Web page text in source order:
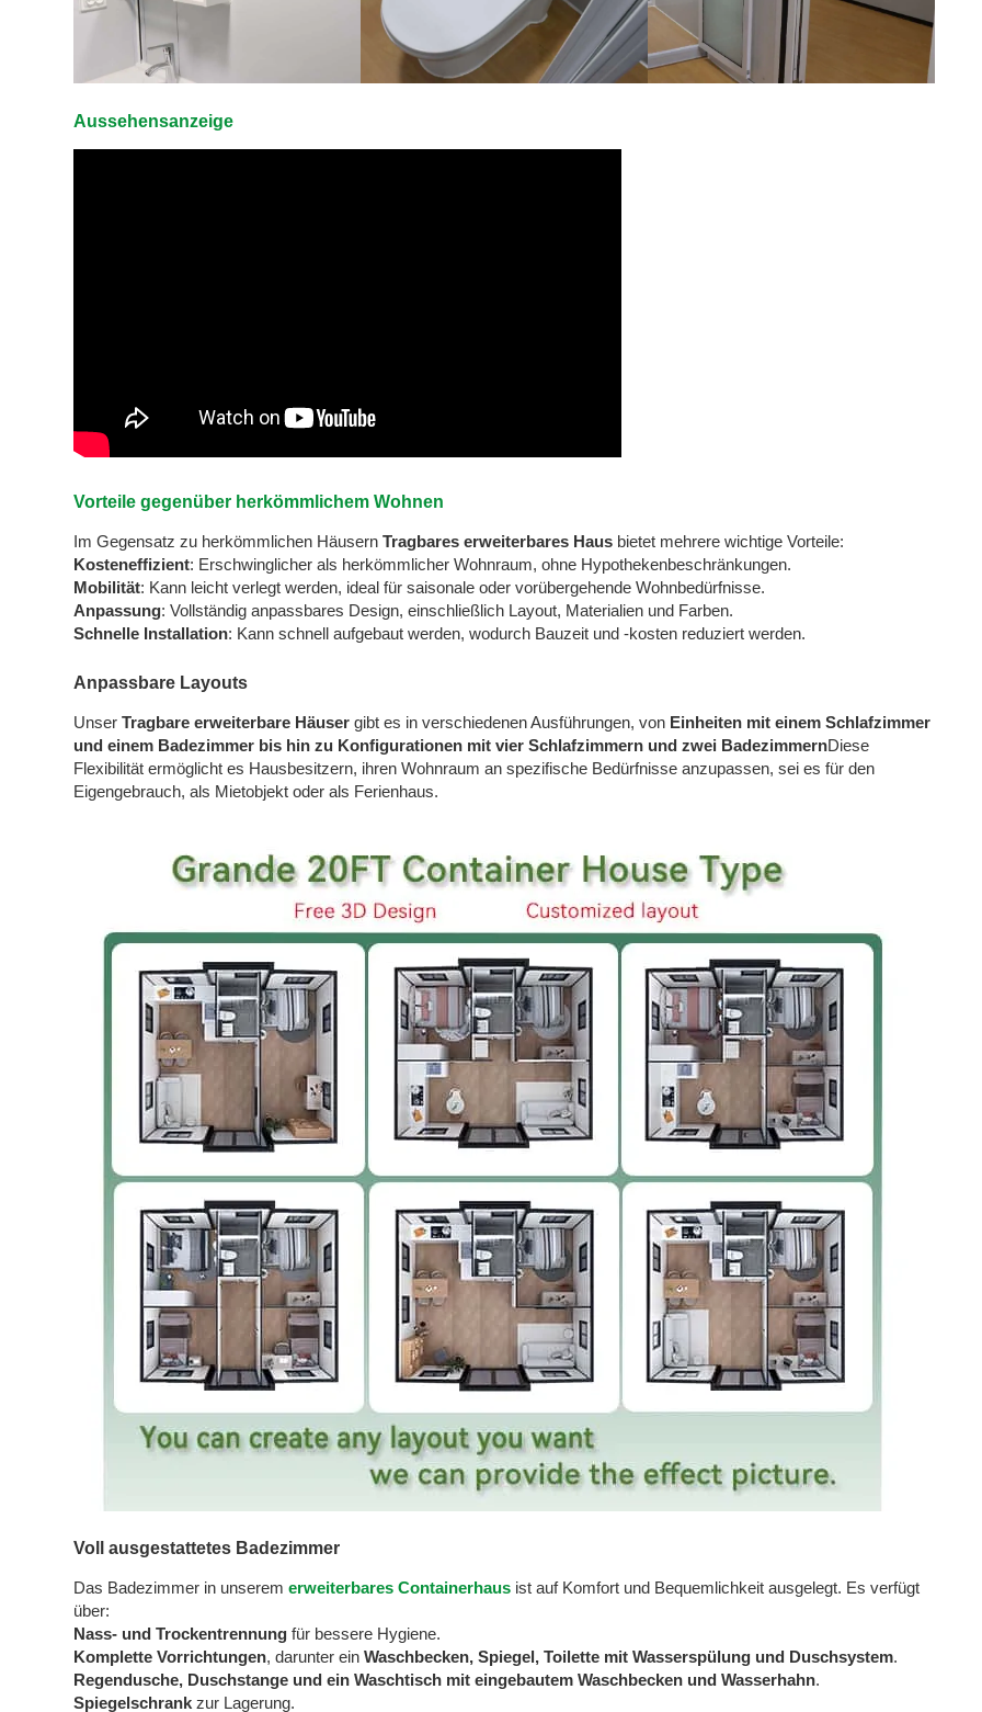
Aussehensanzeige
Vorteile gegenüber herkömmlichem Wohnen
Im Gegensatz zu herkömmlichen HäusernTragbares erweiterbares Haus bietet mehrere wichtige Vorteile:
Kosteneffizient: Erschwinglicher als herkömmlicher Wohnraum, ohne Hypothekenbeschränkungen.
Mobilität: Kann leicht verlegt werden, ideal für saisonale oder vorübergehende Wohnbedürfnisse.
Anpassung: Vollständig anpassbares Design, einschließlich Layout, Materialien und Farben.
Schnelle Installation: Kann schnell aufgebaut werden, wodurch Bauzeit und -kosten reduziert werden.
Anpassbare Layouts
UnserTragbare erweiterbare Häuser gibt es in verschiedenen Ausführungen, von Einheiten mit einem Schlafzimmer
und einem Badezimmer bis hin zu Konfigurationen mit vier Schlafzimmern und zwei BadezimmernDiese
Flexibilität ermöglicht es Hausbesitzern, ihren Wohnraum an spezifische Bedürfnisse anzupassen, sei es für den
Eigengebrauch, als Mietobjekt oder als Ferienhaus.
Voll ausgestattetes Badezimmer
Das Badezimmer in unseremerweiterbares Containerhaus ist auf Komfort und Bequemlichkeit ausgelegt. Es verfügt
über:
Nass- und Trockentrennung für bessere Hygiene.
Komplette Vorrichtungen, darunter einWaschbecken, Spiegel, Toilette mit Wasserspülung und Duschsystem.
Regendusche, Duschstange und ein Waschtisch mit eingebautem Waschbecken und Wasserhahn.
Spiegelschrank zur Lagerung.